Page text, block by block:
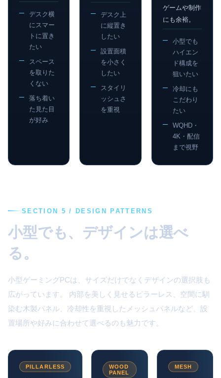
デスク横
にスマー
トに置き
たい
スペース
を取りた
くない
落ち着い
た見た目
が好み
デスク上
に縦置き
したい
設置面積
を小さく
したい
スタイリ
ッシュさ
を重視
ゲームや制作
にも余裕。
小型でも
ハイエン
ド構成を
狙いたい
冷却にも
こだわり
たい
WQHD・
4K・配信
まで視野
SECTION 5 / DESIGN PATTERNS
小型でも、デザインは選べ
る。
小型ゲーミングPCは、サイズだけでなくデザインの選択肢も
広がっています。 内部を美しく見せるピラーレス、空間に馴
染む木製パネル、冷却性を重視したメッシュパネルなど、設
置場所や好みに合わせて選べるのも魅力です。
PILLARLESS
WOOD
PANEL
MESH